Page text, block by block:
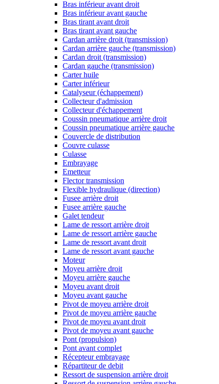
Bras inférieur avant droit
Bras inférieur avant gauche
Bras tirant avant droit
Bras tirant avant gauche
Cardan arrière droit (transmission)
Cardan arrière gauche (transmission)
Cardan droit (transmission)
Cardan gauche (transmission)
Carter huile
Carter inférieur
Catalyseur (échappement)
Collecteur d'admission
Collecteur d'échappement
Coussin pneumatique arrière droit
Coussin pneumatique arrière gauche
Couvercle de distribution
Couvre culasse
Culasse
Embrayage
Emetteur
Flector transmission
Flexible hydraulique (direction)
Fusee arrière droit
Fusee arrière gauche
Galet tendeur
Lame de ressort arrière droit
Lame de ressort arrière gauche
Lame de ressort avant droit
Lame de ressort avant gauche
Moteur
Moyeu arrière droit
Moyeu arrière gauche
Moyeu avant droit
Moyeu avant gauche
Pivot de moyeu arrière droit
Pivot de moyeu arrière gauche
Pivot de moyeu avant droit
Pivot de moyeu avant gauche
Pont (propulsion)
Pont avant complet
Récepteur embrayage
Répartiteur de debit
Ressort de suspension arrière droit